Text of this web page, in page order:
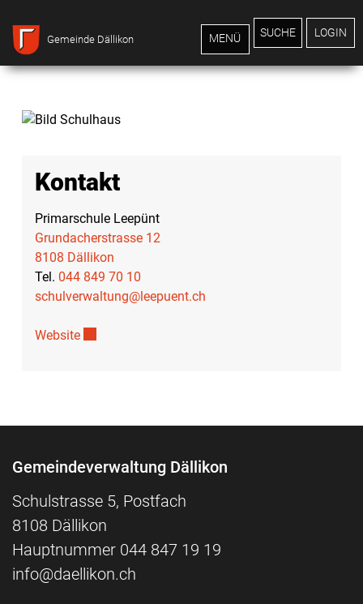
Kopfzeile
Gemeinde Dällikon
SUCHE LOGIN
MENÜ
Home Bildung
Kontakt
Primarschule Leepünt
Grundacherstrasse 12
8108 Dällikon
Tel. 044 849 70 10
schulverwaltung@leepuent.ch
Website
Gemeindeverwaltung Dällikon
Schulstrasse 5, Postfach
8108 Dällikon
Hauptnummer 044 847 19 19
info@daellikon.ch